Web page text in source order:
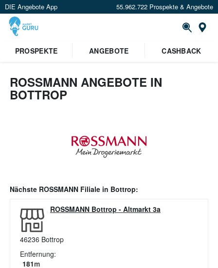
DIE Angebote App 55.962.722 Prospekte & Angebote
PROSPEKTE
ANGEBOTE CASHBACK
ROSSMANN ANGEBOTE IN
BOTTROP
Nächste ROSSMANN Filiale in Bottrop:
ROSSMANN Bottrop - Altmarkt 3a
46236 Bottrop
Entfernung:
181m